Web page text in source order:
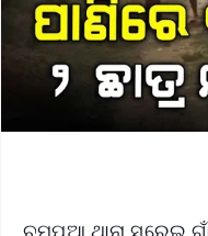
ଚମ୍ପୁଆ ଥାନା ସରେଇ